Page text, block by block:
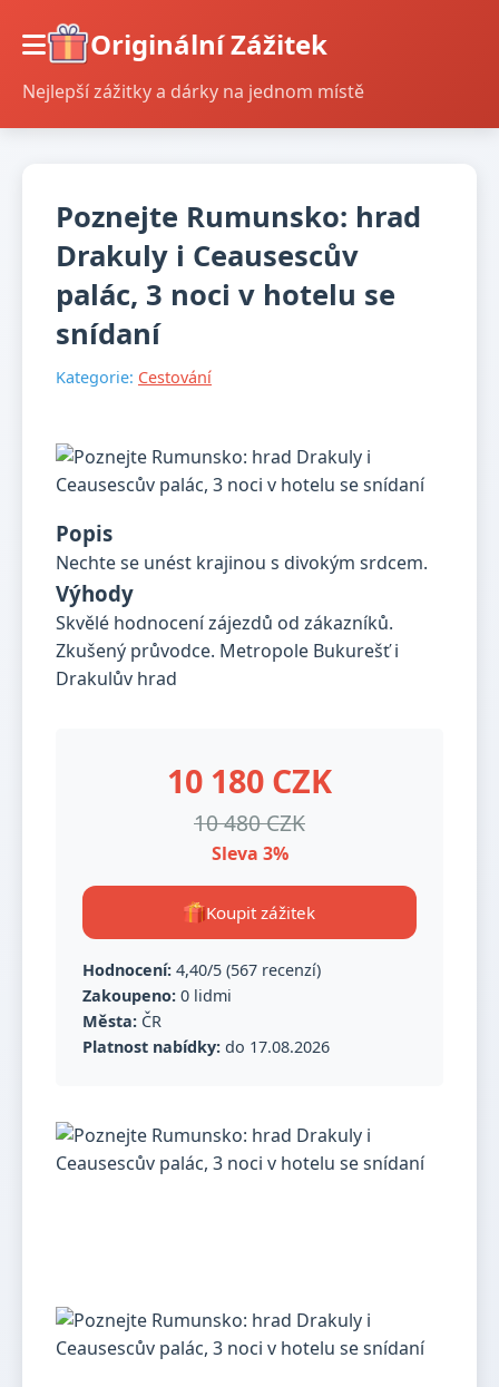
Originální Zážitek
Nejlepší zážitky a dárky na jednom místě
Poznejte Rumunsko: hrad
Drakuly i Ceausescův
palác, 3 noci v hotelu se
snídaní
Kategorie: Cestování
Popis
Nechte se unést krajinou s divokým srdcem.
Výhody
Skvělé hodnocení zájezdů od zákazníků.
Zkušený průvodce. Metropole Bukurešť i
Drakulův hrad
10 180 CZK
10 480 CZK
Sleva 3%
Koupit zážitek
Hodnocení: 4,40/5 (567 recenzí)
Zakoupeno: 0 lidmi
Města: ČR
Platnost nabídky: do 17.08.2026